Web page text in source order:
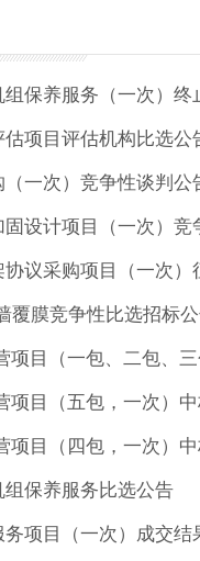
保养服务（一次）终
估项目评估机构比选公
（一次）竞争性谈判公
设计项目（一次）竞
议采购项目（一次）
覆膜竞争性比选招标
项目（一包、二包、
项目（五包，一次）
项目（四包，一次）
组保养服务比选公告
项目（一次）成交结